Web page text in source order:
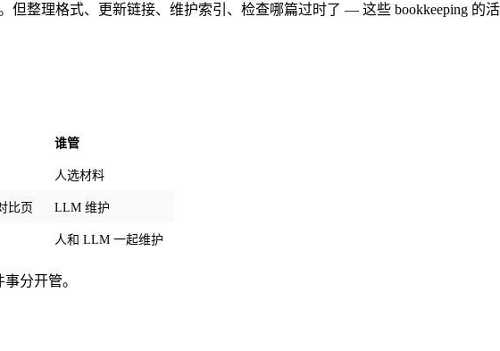
整理格式、更新链接、维护索引、检查哪篇过时了 — 这些 bookkeeping 的活
谁管
人选材料
比页 LLM 维护
人和 LLM 一起维护
分开管。